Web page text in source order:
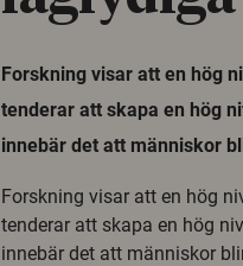
Forskning visar att en hög
tenderar att skapa en hög
innebär det att människor
Forskning visar att en hög
tenderar att skapa en hög
innebär det att människor